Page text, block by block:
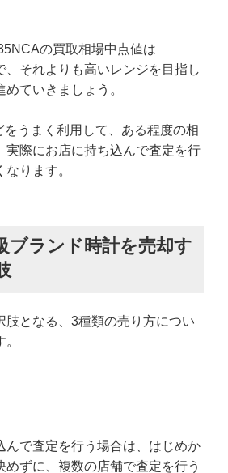
の買取相場中点値は
、それよりも高いレンジを目指し
ていきましょう。
うまく利用して、ある程度の相
実際にお店に持ち込んで査定を行
ります。
ブランド時計を売却す
肢となる、3種類の売り方につい
んで査定を行う場合は、はじめか
めずに、複数の店舗で査定を行う